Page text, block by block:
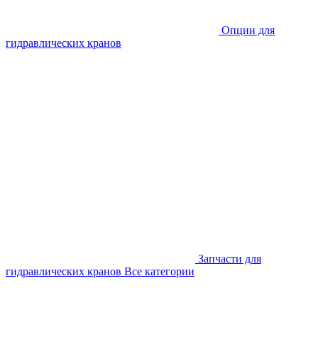
Опции для
гидравлических кранов
Запчасти для
гидравлических кранов Все категории